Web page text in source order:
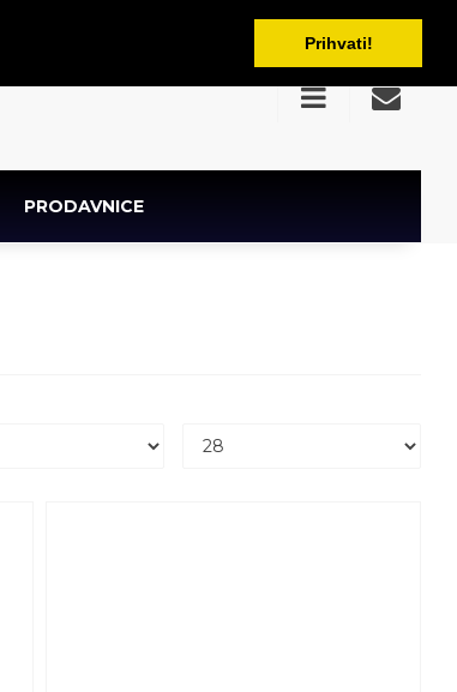
Prihvati!
BAM
PRODAVNICE